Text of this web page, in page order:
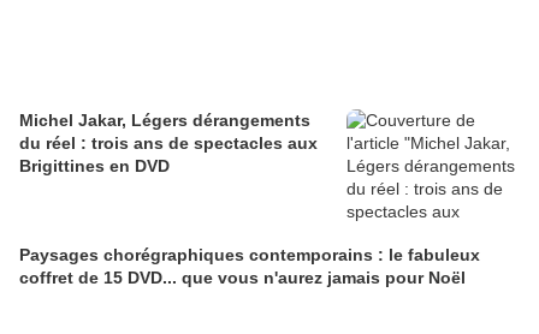
Michel Jakar, Légers dérangements
du réel : trois ans de spectacles aux
Brigittines en DVD
Paysages chorégraphiques contemporains : le fabuleux
coffret de 15 DVD... que vous n'aurez jamais pour Noël